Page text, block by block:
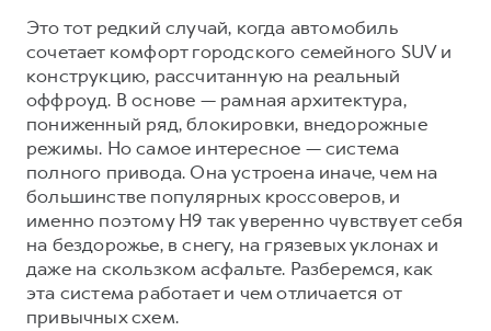
Это тот редкий случай, когда автомобиль
сочетает комфорт городского семейного SUV и
конструкцию, рассчитанную на реальный
оффроуд. В основе — рамная архитектура,
пониженный ряд, блокировки, внедорожные
режимы. Но самое интересное — система
полного привода. Она устроена иначе, чем на
большинстве популярных кроссоверов, и
именно поэтому H9 так уверенно чувствует себя
на бездорожье, в снегу, на грязевых уклонах и
даже на скользком асфальте. Разберемся, как
эта система работает и чем отличается от
привычных схем.